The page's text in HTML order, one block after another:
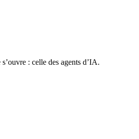
: celle des agents d’IA.